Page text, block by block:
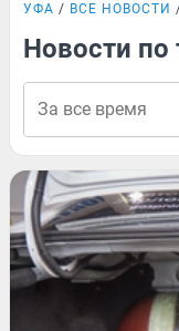
УФА ВСЕ НОВОСТИ
Новости по